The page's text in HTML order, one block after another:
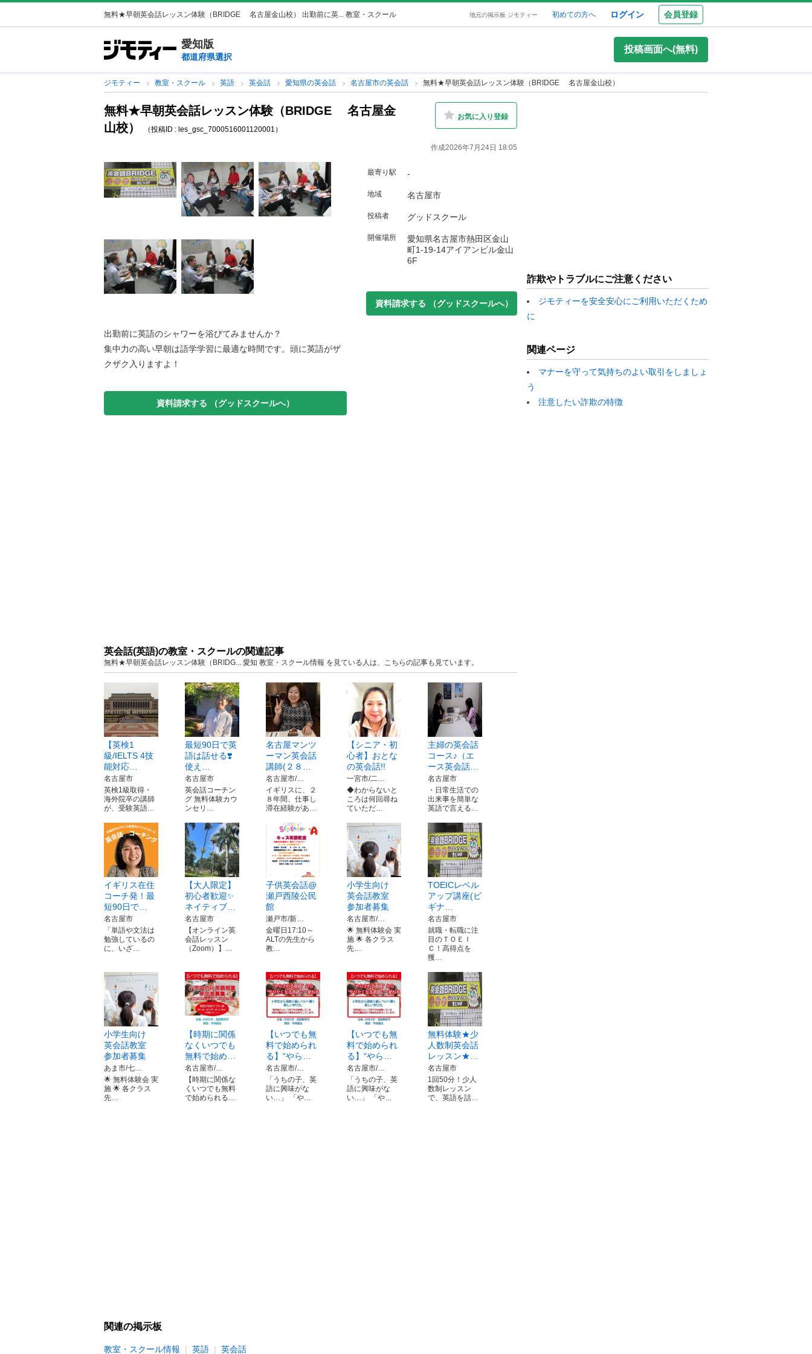
無料★早朝英会話レッスン体験（BRIDGE 名古屋金山校） 出勤前に英... 教室・スクール 地元の掲示板 ジモティー 初めての方へ ログイン 会員登録
愛知版
都道府県選択
投稿画面へ(無料)
ジモティー 教室・スクール 英語 英会話 愛知県の英会話 名古屋市の英会話 無料★早朝英会話レッスン体験（BRIDGE 名古屋金山校）
無料★早朝英会話レッスン体験（BRIDGE 名古屋金
山校）
（投稿ID : les_gsc_7000516001120001）
お気に入り登録
作成2026年7月24日 18:05
出勤前に英語のシャワーを浴びてみませんか？
集中力の高い早朝は語学学習に最適な時間です。頭に英語がザ
クザク入りますよ！
資料請求する （グッドスクールへ）
最寄り駅 -
地域 名古屋市
投稿者 グッドスクール
開催場所
愛知県名古屋市熱田区金山
町1-19-14アイアンビル金山
6F
資料請求する （グッドスクールへ）
英会話(英語)の教室・スクールの関連記事
無料★早朝英会話レッスン体験（BRIDG... 愛知 教室・スクール情報 を見ている人は、こちらの記事も見ています。
【英検1
級/IELTS 4技
能対応…
名古屋市
英検1級取得・
海外院卒の講師
が、受験英語…
最短90日で英
語は話せる❣️
使え…
名古屋市
英会話コーチン
グ 無料体験カウ
ンセリ…
名古屋マンツ
ーマン英会話
講師(２８…
名古屋市/…
イギリスに、２
８年間、仕事し
滞在経験があ…
【シニア・初
心者】おとな
の英会話!!
一宮市/二…
◆わからないと
ころは何回尋ね
ていただ…
主婦の英会話
コース♪（エ
ース英会話…
名古屋市
・日常生活での
出来事を簡単な
英語で言える…
イギリス在住
コーチ発！最
短90日で…
名古屋市
「単語や文法は
勉強しているの
に、いざ…
【大人限定】
初心者歓迎✨
ネイティブ…
名古屋市
【オンライン英
会話レッスン
（Zoom）】…
子供英会話@
瀬戸西陵公民
館
瀬戸市/新…
金曜日17:10～
ALTの先生から
教…
小学生向け
英会話教室
参加者募集
名古屋市/…
🌟 無料体験会 実
施 🌟 各クラス
先…
TOEICレベル
アップ講座(ビ
ギナ…
名古屋市
就職・転職に注
目のＴＯＥＩ
Ｃ！高得点を
獲…
小学生向け
英会話教室
参加者募集
あま市/七…
🌟 無料体験会 実
施 🌟 各クラス
先…
【時期に関係
なくいつでも
無料で始め…
名古屋市/…
【時期に関係な
くいつでも無料
で始められる…
【いつでも無
料で始められ
る】“やら…
名古屋市/…
「うちの子、英
語に興味がな
い…」 「や…
【いつでも無
料で始められ
る】“やら…
名古屋市/…
「うちの子、英
語に興味がな
い…」 「や…
無料体験★少
人数制英会話
レッスン★…
名古屋市
1回50分！少人
数制レッスン
で、英語を話…
関連の掲示板
教室・スクール情報 英語 英会話
詐欺やトラブルにご注意ください
ジモティーを安全安心にご利用いただくため
に
関連ページ
マナーを守って気持ちのよい取引をしましょ
う
注意したい詐欺の特徴